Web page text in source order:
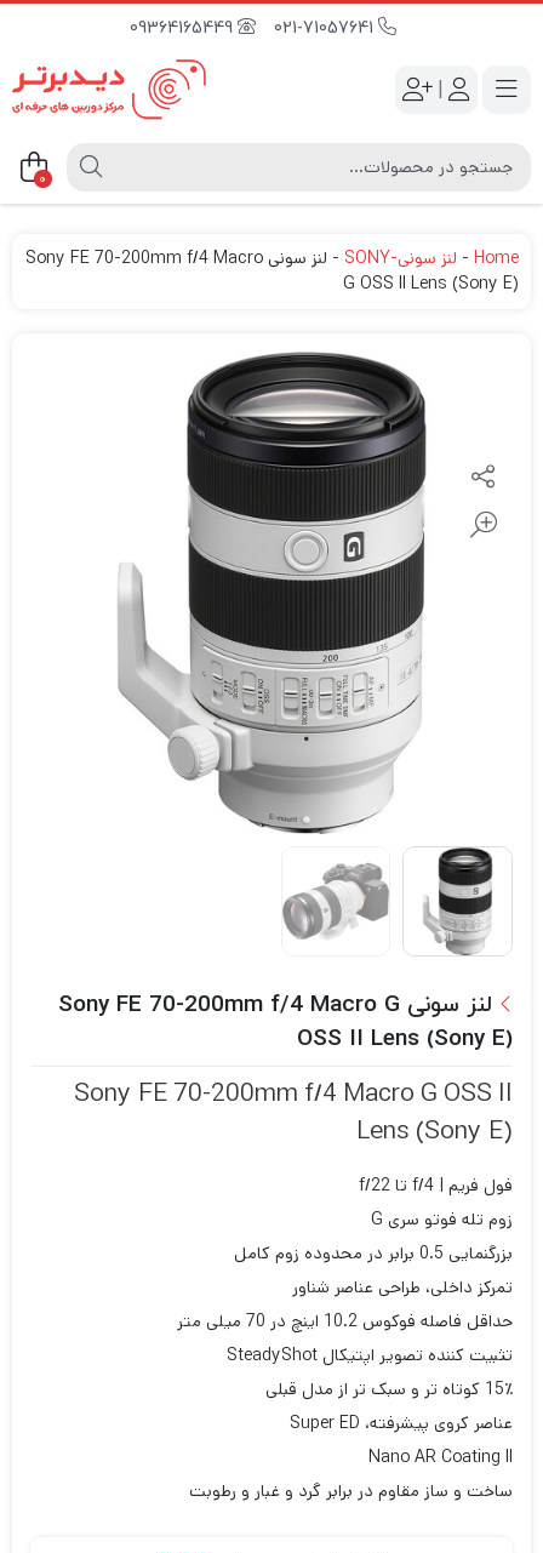
09364165449
|
0
Home
- لنز سونی-SONY -
لنز سونی Sony FE 70-200mm f/4 Macro
G OSS II Lens (Sony E)
لنز سونی Sony FE 70-200mm f/4 Macro G
OSS II Lens (Sony E)
Sony FE 70-200mm f/4 Macro G OSS II
Lens (Sony E)
فول فریم | f/4 تا f/22
زوم تله فوتو سری G
بزرگنمایی 0.5 برابر در محدوده زوم کامل
تمرکز داخلی، طراحی عناصر شناور
حداقل فاصله فوکوس 10.2 اینچ در 70 میلی متر
تثبیت کننده تصویر اپتیکال SteadyShot
15٪ کوتاه تر و سبک تر از مدل قبلی
عناصر کروی پیشرفته، Super ED
Nano AR Coating II
ساخت و ساز مقاوم در برابر گرد و غبار و رطوبت